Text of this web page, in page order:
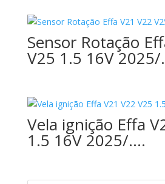
Sensor Rotação
V25 1.5 16V
Vela ignição Effa
1.5 16V 2025/….